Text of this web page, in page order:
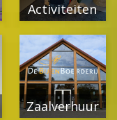
Activiteiten
Zaalverhuur